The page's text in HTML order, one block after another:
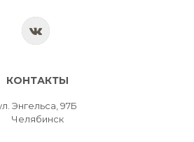
КОНТАКТЫ
Энгельса, 97Б
Челябинск